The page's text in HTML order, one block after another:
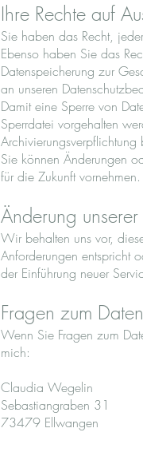
Ihre Rechte auf
Sie haben das Recht,
Ebenso haben Sie das
Datenspeicherung zur
an unseren
Damit eine Sperre von
Sperrdatei vorgehalten
Sie können Änderungen
für die Zukunft vornehmen.
Änderung
Wir behalten uns vor,
Anforderungen entspricht
der Einführung neuer
Fragen zum
Wenn Sie Fragen zum
mich:
Claudia Wegelin
Sebastiangraben 31
73479 Ellwangen